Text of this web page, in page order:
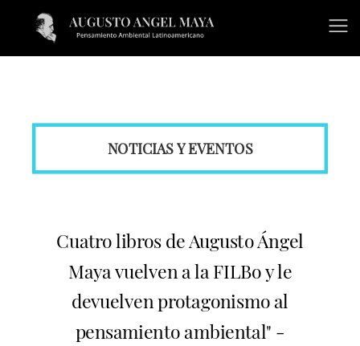
NOTICIAS Y EVENTOS
Cuatro libros de Augusto Ángel
Maya vuelven a la FILBo y le
devuelven protagonismo al
pensamiento ambiental" -